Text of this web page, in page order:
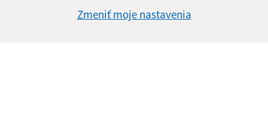
Zmeniť moje nastavenia
Ochrana osobných údajov